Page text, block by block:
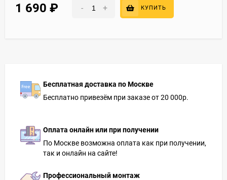
1 690 - + КУПИТЬ
Бесплатная доставка по Москве
Бесплатно привезём при заказе от 20 000р.
Оплата онлайн или при получении
По Москве возможна оплата как при получении,
так и онлайн на сайте!
Профессиональный монтаж